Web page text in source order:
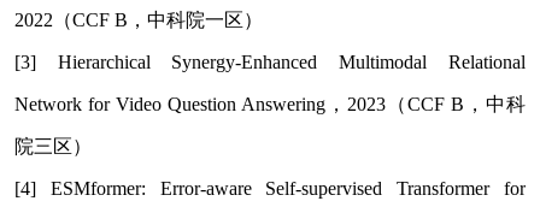
2022（CCF B，中科院一区）
[3] Hierarchical Synergy-Enhanced Multimodal Relational
Network for Video Question Answering ，2023（CCF B，中科
院三区）
[4] ESMformer: Error-aware Self-supervised Transformer for